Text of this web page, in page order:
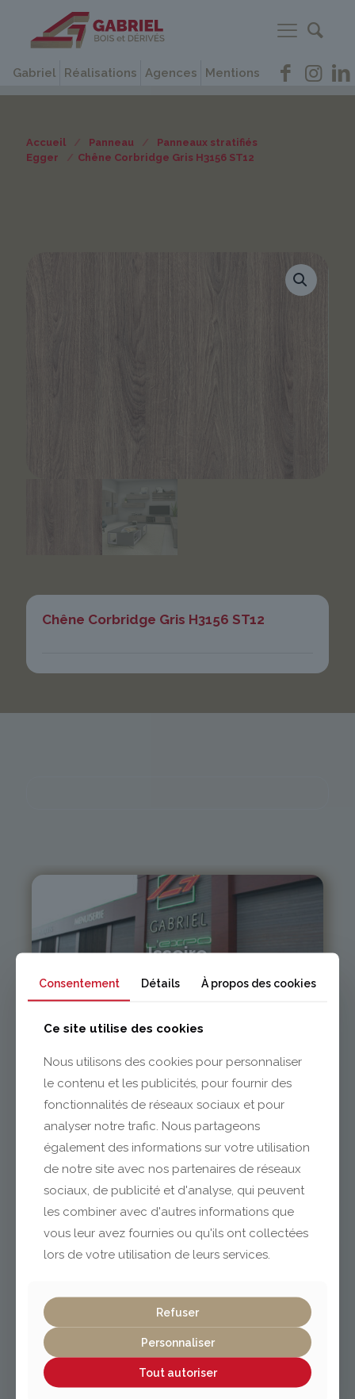
Gabriel Réalisations Agences Mentions
Accueil / Panneau /
Panneaux stratifiés
Egger
/ Chêne Corbridge Gris H3156 ST12
Chêne Corbridge Gris H3156 ST12
Issoire
Clermont-Ferrand
04 73 42 18 38
lexpo@gabriel-sa.fr
Vichy / Cusset
04 70 97 56 39
cusset@gabriel-sa.fr
Consentement Détails À propos des cookies
Ce site utilise des cookies
Nous utilisons des cookies pour personnaliser
le contenu et les publicités, pour fournir des
fonctionnalités de réseaux sociaux et pour
analyser notre trafic. Nous partageons
également des informations sur votre utilisation
de notre site avec nos partenaires de réseaux
sociaux, de publicité et d'analyse, qui peuvent
les combiner avec d'autres informations que
vous leur avez fournies ou qu'ils ont collectées
lors de votre utilisation de leurs services.
Refuser
Personnaliser
Tout autoriser